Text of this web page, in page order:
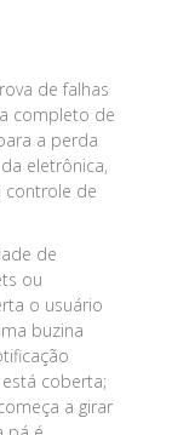
de falhas
completo de
a perda
eletrônica,
controle de
de
ou
o usuário
buzina
coberta;
a girar